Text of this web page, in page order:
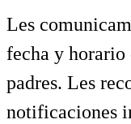
Les
fecha y horario
padres. Les
notificaciones